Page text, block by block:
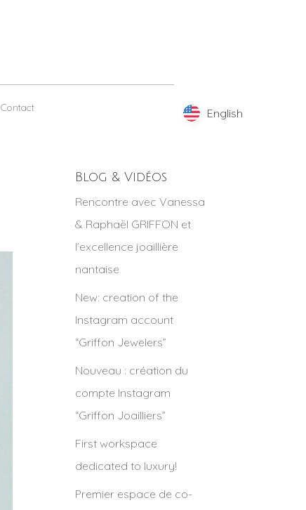
Contact
Blog & Vidéos
Rencontre avec Vanessa
& Raphaël GRIFFON et
l’excellence joaillière
nantaise
New: creation of the
Instagram account
“Griffon Jewelers”
Nouveau : création du
compte Instagram
“Griffon Joailliers”
First workspace
dedicated to luxury!
Premier espace de co-
English
English